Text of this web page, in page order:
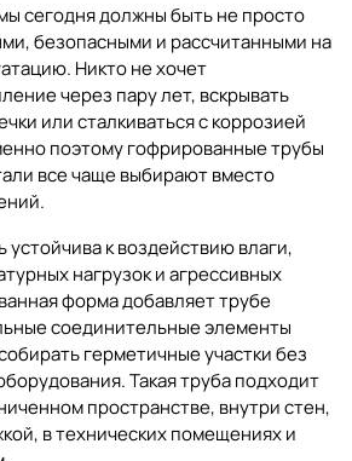
сегодня должны быть не просто
безопасными и рассчитанными на
Никто не хочет
через пару лет, вскрывать
или сталкиваться с коррозией
поэтому гофрированные трубы
все чаще выбирают вместо
к воздействию влаги,
нагрузок и агрессивных
форма добавляет трубе
соединительные элементы
герметичные участки без
Такая труба подходит
пространстве, внутри стен,
в технических помещениях и